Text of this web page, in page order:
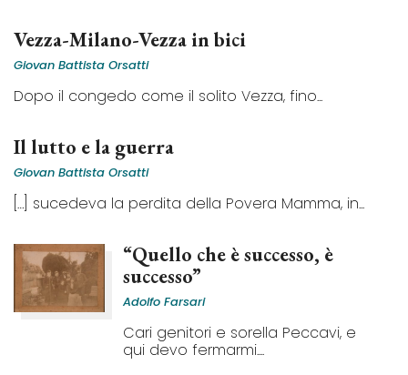
Vezza-Milano-Vezza in bici
Giovan Battista Orsatti
Dopo il congedo come il solito Vezza, fino...
Il lutto e la guerra
Giovan Battista Orsatti
[…] sucedeva la perdita della Povera Mamma, in...
“Quello che è successo, è
successo”
Adolfo Farsari
Cari genitori e sorella Peccavi, e
qui devo fermarmi....